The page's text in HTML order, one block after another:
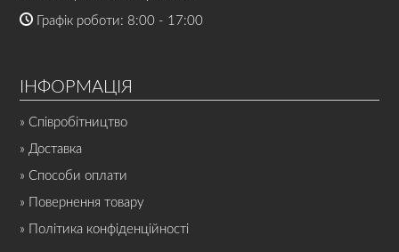
Графік роботи: 8:00 - 17:00
ІНФОРМАЦІЯ
» Співробітництво
» Доставка
» Способи оплати
» Повернення товару
» Політика конфіденційності